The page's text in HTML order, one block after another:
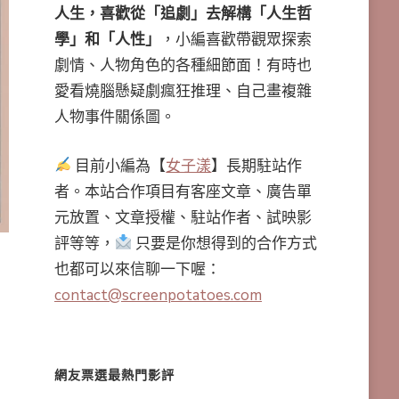
人生，喜歡從「追劇」去解構「人生哲
學」和「人性」
，小編喜歡帶觀眾探索
劇情、人物角色的各種細節面！有時也
愛看燒腦懸疑劇瘋狂推理、自己畫複雜
人物事件關係圖。
目前小編為【女子漾】長期駐站作
者。本站合作項目有客座文章、廣告單
元放置、文章授權、駐站作者、試映影
評等等，
只要是你想得到的合作方式
也都可以來信聊一下喔：
contact@screenpotatoes.com
網友票選最熱門影評